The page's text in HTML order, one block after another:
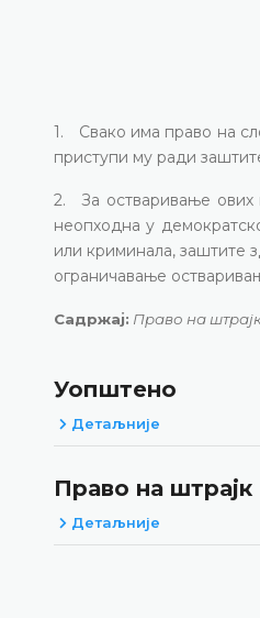
1. Свако има право на
приступи му ради
2. За остваривање ових
неопходна у
или криминала, заштите
ограничавање
Садржај: Право на
Уопштено
Детаљније
Право на штрајк
Детаљније